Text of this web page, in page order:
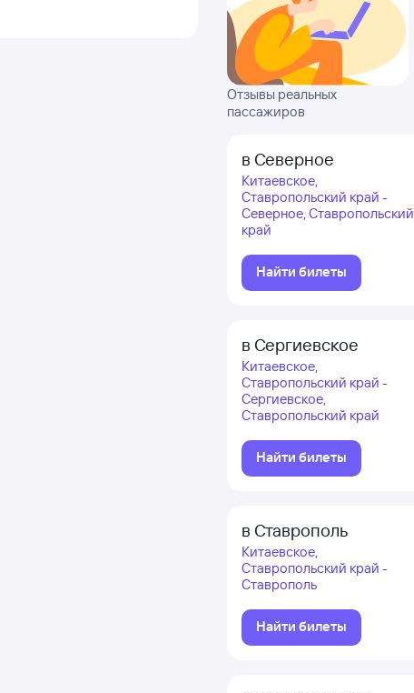
Отзывы реальных
пассажиров
в Северное
Китаевское,
Ставропольский край -
Северное, Ставропольский
край
Найти билеты
в Сергиевское
Китаевское,
Ставропольский край -
Сергиевское,
Ставропольский край
Найти билеты
в Ставрополь
Китаевское,
Ставропольский край -
Ставрополь
Найти билеты